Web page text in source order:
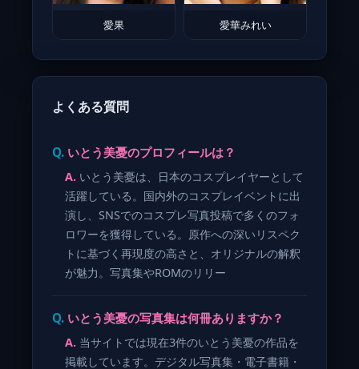
愛果 愛華みれい
よくある質問
いとう美憂のプロフィールは？
いとう美憂は、日本のコスプレイヤーとして
活躍している。国内外のコスプレイベントに出
演し、SNSでのコスプレ写真投稿で多くのフォ
ロワーを獲得している。原作への深いリスペク
トに基づく再現度の高さと、オリジナルの解釈
が魅力。写真集やROMのリリー
いとう美憂の写真集は何冊ありますか？
当サイトでは現在3件のいとう美憂の作品を
掲載しています。デジタル写真集・電子書籍・